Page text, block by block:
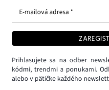
E-mailová adresa *
Prihlasujete sa na odber
kódmi, trendmi a ponukami.
alebo v pätičke každého